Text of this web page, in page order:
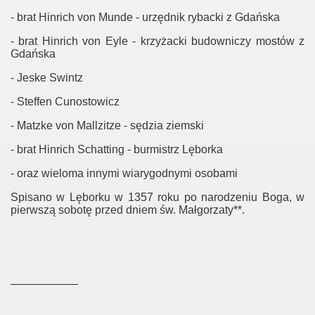
- brat Hinrich von Munde - urzędnik rybacki z Gdańska
- brat Hinrich von Eyle - krzyżacki budowniczy mostów z
Gdańska
- Jeske Swintz
- Steffen Cunostowicz
- Matzke von Mallzitze - sędzia ziemski
- brat Hinrich Schatting - burmistrz Lęborka
- oraz wieloma innymi wiarygodnymi osobami
Spisano w Lęborku w 1357 roku po narodzeniu Boga, w
pierwszą sobotę przed dniem św. Małgorzaty**.